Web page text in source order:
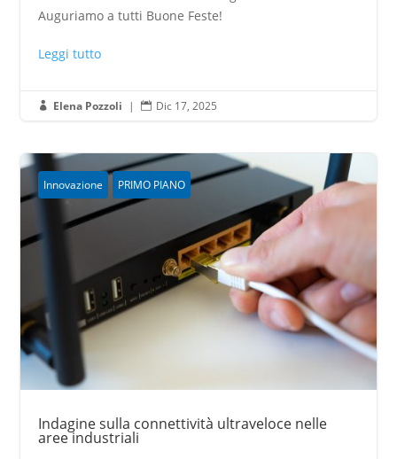
Auguriamo a tutti Buone Feste!
Leggi tutto
 Elena Pozzoli |  Dic 17, 2025
Innovazione PRIMO PIANO
Indagine sulla connettività ultraveloce nelle
aree industriali